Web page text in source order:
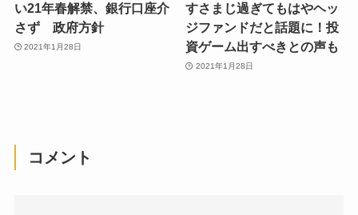
い21年春解禁、銀行口座介
さず 政府方針
2021年1月28日
すさまじ過ぎてもはやヘッ
ジファンドだと話題に！投
資ゲーム出すべきとの声も
2021年1月28日
コメント